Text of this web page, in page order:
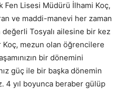
Fen Lisesi Müdürü İlhami Koç,
ve maddi-manevi her zaman
değerli Tosyalı ailesine bir kez
mezun olan öğrencilere
bir dönemini
güç ile bir başka dönemin
4 yıl boyunca beraber gülüp